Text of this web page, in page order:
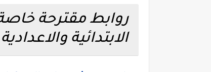
روابط مقترحة
الابتدائية والاعدادية